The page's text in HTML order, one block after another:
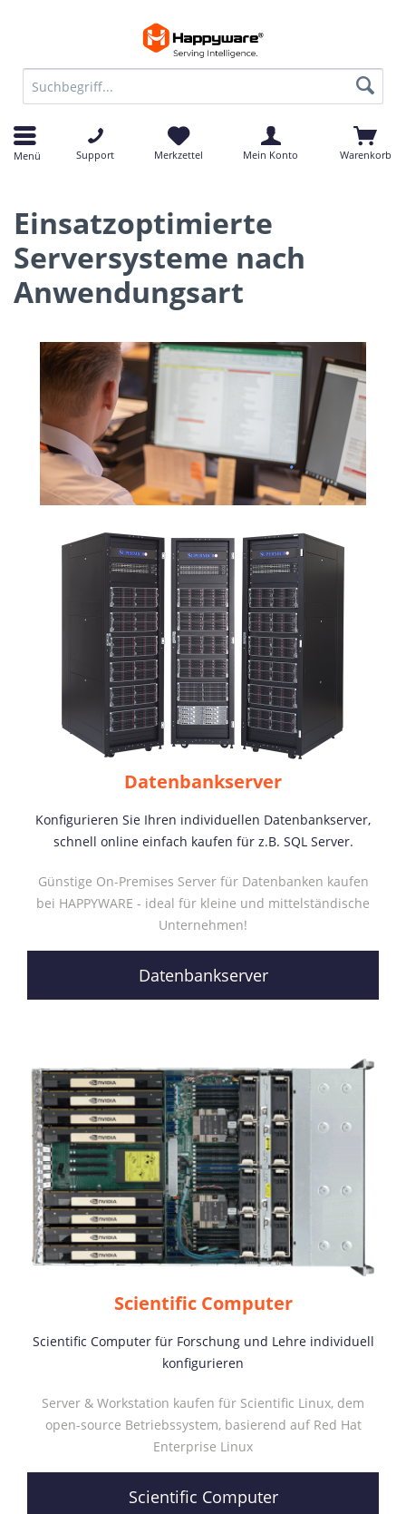
Menü Support Merkzettel Mein Konto Warenkorb
Einsatzoptimierte
Serversysteme nach
Anwendungsart
Datenbankserver
Konfigurieren Sie Ihren individuellen Datenbankserver,
schnell online einfach kaufen für z.B. SQL Server.
Günstige On-Premises Server für Datenbanken kaufen
bei HAPPYWARE - ideal für kleine und mittelständische
Unternehmen!
Datenbankserver
Scientific Computer
Scientific Computer für Forschung und Lehre individuell
konfigurieren
Server & Workstation kaufen für Scientific Linux, dem
open-source Betriebssystem, basierend auf Red Hat
Enterprise Linux
Scientific Computer